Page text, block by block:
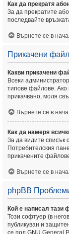
Как да прекратя
За да прекратите
последвайте
Върнете се в
Прикачени
Какви прикачени
Всеки
типове файлове. Ако
прикачвано, моля
Върнете се в
Как да намеря
За да видите списък
Потребителския
прикачените
Върнете се в
phpBB
Кой е написал
Този софтуер (в
публикуван и
се под GNU General